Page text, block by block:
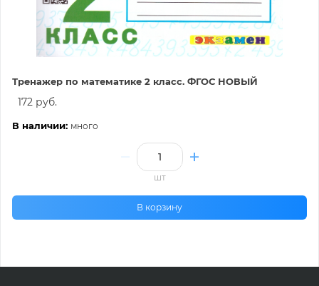
Тренажер по математике 2 класс. ФГОС НОВЫЙ
172 руб.
В наличии: много
шт
В корзину